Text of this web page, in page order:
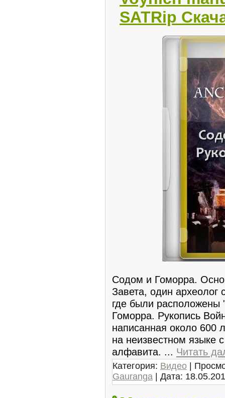
SATRip
Содом и Гоморра.
Завета, один археолог
где были расположены
Гоморра. Рукопись
написанная около 600
на неизвестном языке
алфавита. ... Читать
Категория: Видео |
Gauranga | Дата: